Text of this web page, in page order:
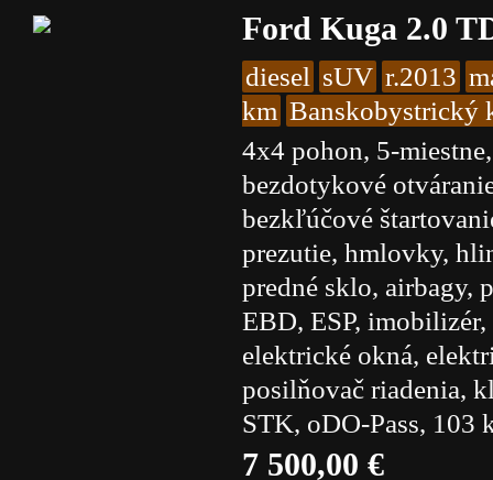
Ford Kuga 2.0
diesel sUV r.2013
km Banskobystrický
4x4 pohon, 5-
bezdotykové
bezkľúčové
prezutie, hmlovky,
predné sklo, airbagy,
EBD, ESP,
elektrické okná,
posilňovač riadenia,
STK, oDO-Pass, 103
7 500,00 €